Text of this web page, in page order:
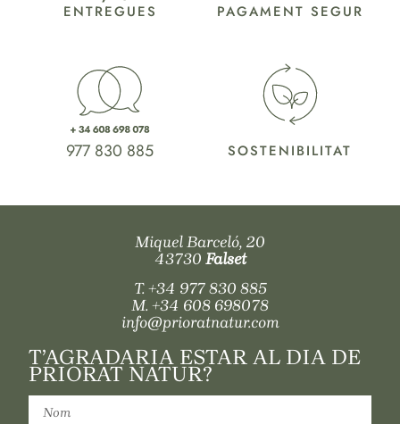
ENTREGUES
977 830 885
PAGAMENT SEGUR
SOSTENIBILITAT
Miquel Barceló, 20
43730 Falset
T.+34 977 830 885
M. +34 608 698078
info@prioratnatur.com
T’AGRADARIA ESTAR AL DIA DE
PRIORAT NATUR?